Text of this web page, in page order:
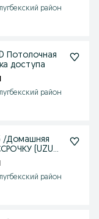
район
Потолочная
доступа
район
/Домашняя
(UZUM
район